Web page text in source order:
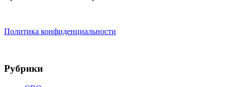
Политика конфиденциальности
Рубрики